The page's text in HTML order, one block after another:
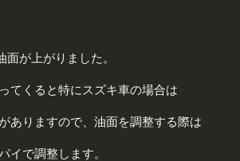
が上がりました。
てくると特にスズキ車の場合は
ありますので、油面を調整する際は
イで調整します。